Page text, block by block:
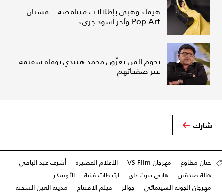
هيفاء وهبي بإطلالات متناقضة... فستان
Pop Art وآخر أسود جريء
نجوم الفن يعزّون محمد هنيدي بوفاة شقيقه
عبر صفحاتهم
شارك
حنان مطاوع مهرجان VS-Film الأفلام القصيرة
أشرف عبد الباقي
هالة صدقي
هابي بيرث داي ارتباطات فنية
الأوسكار
مهرجان الجونة السينمائي
جوائز فيلم الافتتاح
مدينة العين السخنة